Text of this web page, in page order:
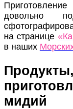
довольно
на странице
в наших
мидий